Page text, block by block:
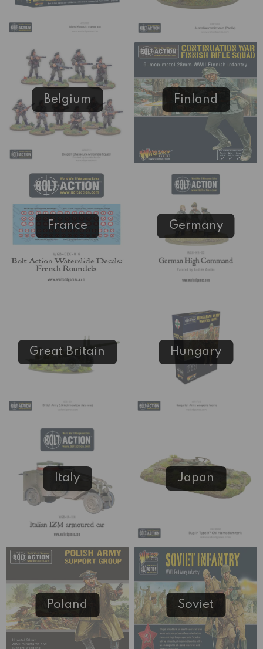
Belgium Finland
France Germany
Great Britain Hungary
Italy Japan
Poland Soviet